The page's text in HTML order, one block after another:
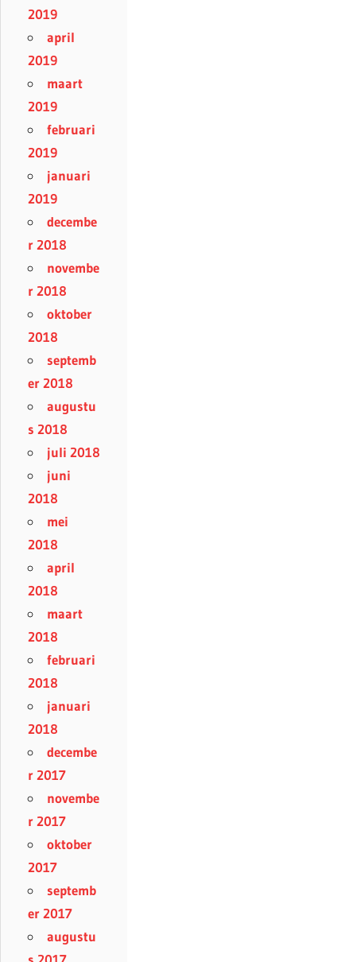
2019
april
2019
maart
2019
februari
2019
januari
2019
decembe
r 2018
novembe
r 2018
oktober
2018
septemb
er 2018
augustu
s 2018
juli 2018
juni
2018
mei
2018
april
2018
maart
2018
februari
2018
januari
2018
decembe
r 2017
novembe
r 2017
oktober
2017
septemb
er 2017
augustu